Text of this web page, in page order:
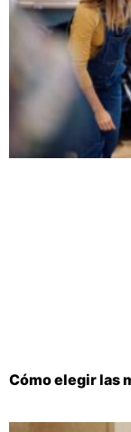
Cómo elegir las